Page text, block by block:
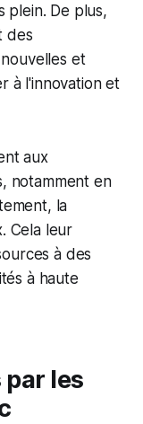
plein. De plus,
des
et
à l'innovation et
aux
notamment en
la
Cela leur
à des
à haute
les